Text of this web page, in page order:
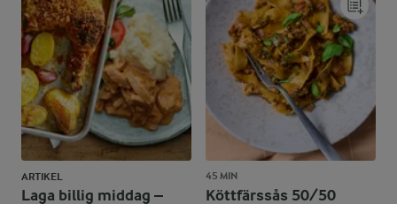
ARTIKEL
Laga billig middag –
45 MIN
Köttfärssås 50/50